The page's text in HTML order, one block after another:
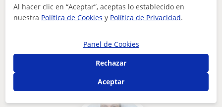
Mairena del Alcor
me defino como una profesora paciente y con recursos. me gus...
Mairena del Alcor que pueden
Al hacer clic en “Aceptar”, aceptas lo establecido en
nuestra Política de Cookies y Política de Privacidad.
Panel de Cookies
Rechazar
Aceptar